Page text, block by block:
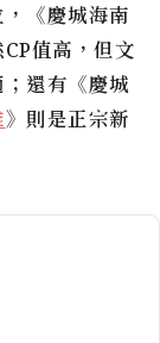
《慶城海南
值高，但文
還有 《慶城
》則是正宗新